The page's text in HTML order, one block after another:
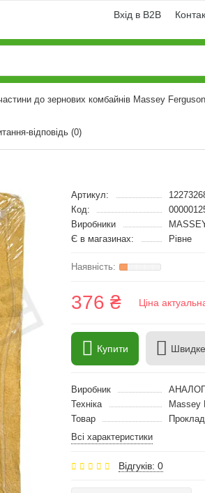
Вхід в B2B
до зернових комбайнів Massey Ferguson
відповідь (0)
Артикул:
Код:
Виробники
Є в магазинах:
Рівне
376 ₴ Ціна
Купити
Виробник
АНАЛОГ
Техніка
Massey
Товар
Всі характеристики
Відгуків: 0